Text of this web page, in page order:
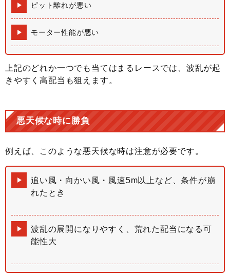
ピット離れが悪い
モーター性能が悪い
上記のどれか一つでも当てはまるレースでは、波乱が起
きやすく高配当も狙えます。
悪天候な時に勝負
例えば、このような悪天候な時は注意が必要です。
追い風・向かい風・風速5m以上など、条件が崩
れたとき
波乱の展開になりやすく、荒れた配当になる可
能性大